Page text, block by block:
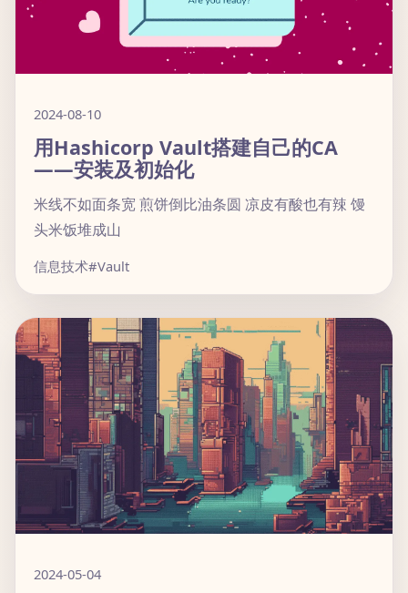
2024-08-10
用Hashicorp Vault搭建自己的CA
——安装及初始化
米线不如面条宽 煎饼倒比油条圆 凉皮有酸也有辣 馒
头米饭堆成山
信息技术#Vault
2024-05-04